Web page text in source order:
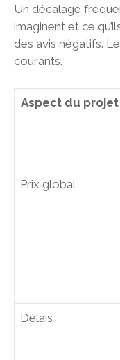
Un décalage
imaginent et ce
des avis négatifs.
courants.
Aspect du projet
Prix global
Délais